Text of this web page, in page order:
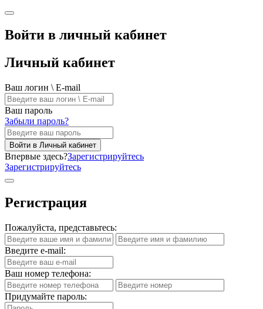
Войти в личный кабинет
Личный кабинет
Ваш логин \ E-mail
Ваш пароль
Забыли пароль?
Войти в Личный кабинет
Впервые здесь?Зарегистрируйтесь
Зарегистрируйтесь
Регистрация
Пожалуйста, представьтесь:
Введите e-mail:
Ваш номер телефона:
Придумайте пароль: